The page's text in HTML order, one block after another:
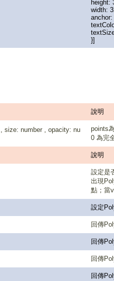
height:
width:
}]
說明
size: number , opacity: nu
points
0 為完
說明
設定是
出現
點；當
設定
回傳
回傳
回傳
回傳